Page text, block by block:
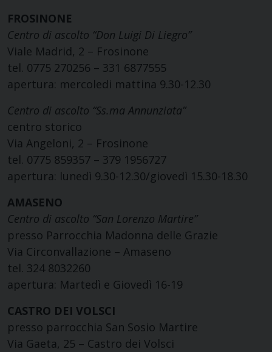
FROSINONE
Centro di ascolto “Don Luigi Di Liegro”
Viale Madrid, 2 – Frosinone
tel. 0775 270256 – 331 6877555
apertura: mercoledi mattina 9.30-12.30
Centro di ascolto “Ss.ma Annunziata”
centro storico
Via Angeloni, 2 – Frosinone
tel. 0775 859357 – 379 1956727
apertura: lunedì 9.30-12.30/giovedì 15.30-18.30
AMASENO
Centro di ascolto “San Lorenzo Martire”
presso Parrocchia Madonna delle Grazie
Via Circonvallazione – Amaseno
tel. 324 8032260
apertura: Martedì e Giovedì 16-19
CASTRO DEI VOLSCI
presso parrocchia San Sosio Martire
Via Gaeta, 25 – Castro dei Volsci